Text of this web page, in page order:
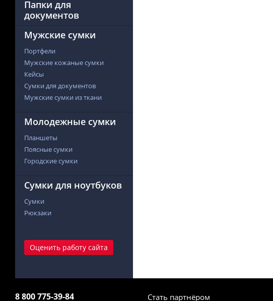
Папки для
документов
Мужские сумки
Портфели
Мужские кожаные сумки
Кейсы
Сумки для документов
Мужские сумки из ткани
Молодежные сумки
Планшеты
Поясные сумки
Городские сумки
Сумки для ноутбуков
Сумки
Рюкзаки
Оценить работу сайта
8 800 775-39-84 Стать партнёром